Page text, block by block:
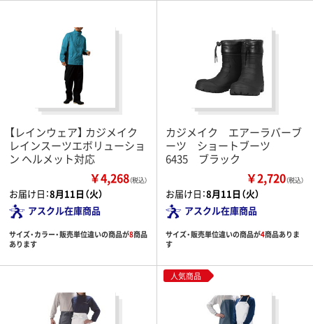
【レインウェア】 カジメイク
レインスーツエボリューショ
ン ヘルメット対応
￥4,268（税込）
お届け日：8月11日（火）
アスクル在庫商品
サイズ・カラー・販売単位違いの商品が8商品
あります
カジメイク エアーラバーブ
ーツ ショートブーツ
6435 ブラック
￥2,720（税込）
お届け日：8月11日（火）
アスクル在庫商品
サイズ・販売単位違いの商品が4商品ありま
す
人気商品